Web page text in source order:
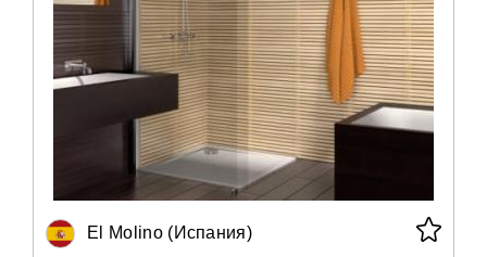
El Molino (Испания)